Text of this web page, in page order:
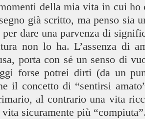
della mia vita in cui ho
già scritto, ma penso sia
dare una parvenza di
non lo ha. L’assenza di
porta con sé un senso di
forse potrei dirti (da un
il concetto di “sentirsi
al contrario una vita
sicuramente più